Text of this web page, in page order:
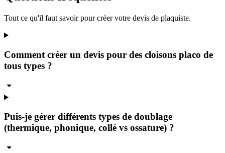
Tout ce qu'il faut savoir pour créer votre devis de plaquiste.
Comment créer un devis pour des cloisons placo de
tous types ?
Puis-je gérer différents types de doublage
(thermique, phonique, collé vs ossature) ?